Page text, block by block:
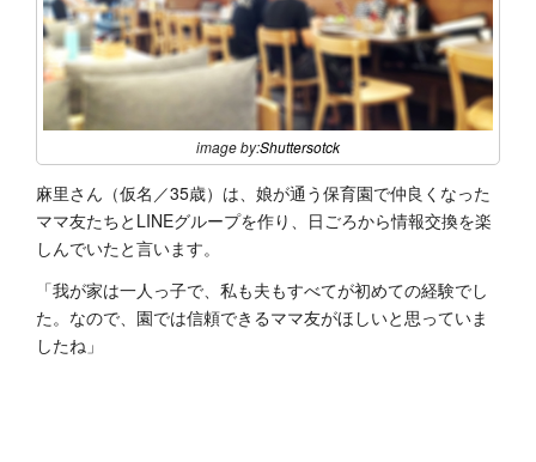
image by:Shuttersotck
麻里さん（仮名／35歳）は、娘が通う保育園で仲良くなった
ママ友たちとLINEグループを作り、日ごろから情報交換を楽
しんでいたと言います。
「我が家は一人っ子で、私も夫もすべてが初めての経験でし
た。なので、園では信頼できるママ友がほしいと思っていま
したね」